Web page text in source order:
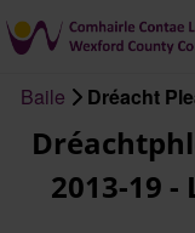
arán
Baile Dréacht
2013-19